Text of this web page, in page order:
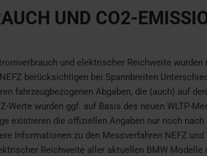
UND CO2-
und elektrischer Reichweite
berücksichtigen bei Spannbreiten
fahrzeugbezogenen Abgaben, die (auch) auf
Werte wurden ggf. auf Basis des neuen
existieren die offiziellen Angaben nur noch
Informationen zu den Messverfahren NEFZ und
Reichweite aller aktuellen BMW Modelle